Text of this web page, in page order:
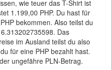
wie teuer das T-Shirt ist
1.199,00 PHP. Du hast für
bekommen. Also teilst du
Das
im Ausland teilst du also
für eine PHP bezahlt hast.
ungefähre PLN-Betrag.